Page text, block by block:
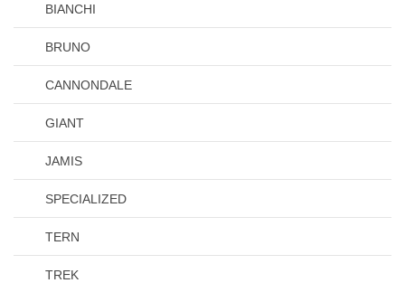
BIANCHI
BRUNO
CANNONDALE
GIANT
JAMIS
SPECIALIZED
TERN
TREK